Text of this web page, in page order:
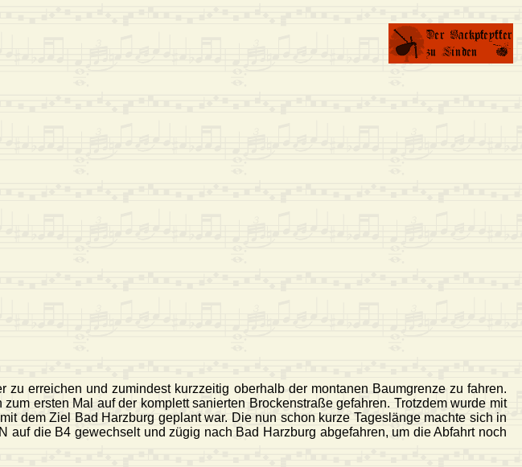
erreichen und zumindest kurzzeitig oberhalb der montanen Baumgrenze zu fahren.
ersten Mal auf der komplett sanierten Brockenstraße gefahren. Trotzdem wurde mit
dem Ziel Bad Harzburg geplant war. Die nun schon kurze Tageslänge machte sich in
auf die B4 gewechselt und zügig nach Bad Harzburg abgefahren, um die Abfahrt noch